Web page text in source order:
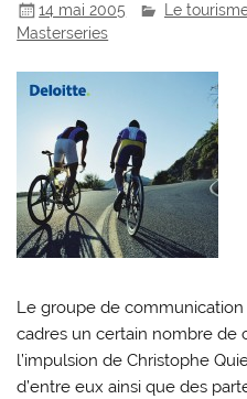
14 mai 2005 Le
Masterseries
Le groupe de
cadres un certain nombre de
l’impulsion de Christophe
d’entre eux ainsi que des